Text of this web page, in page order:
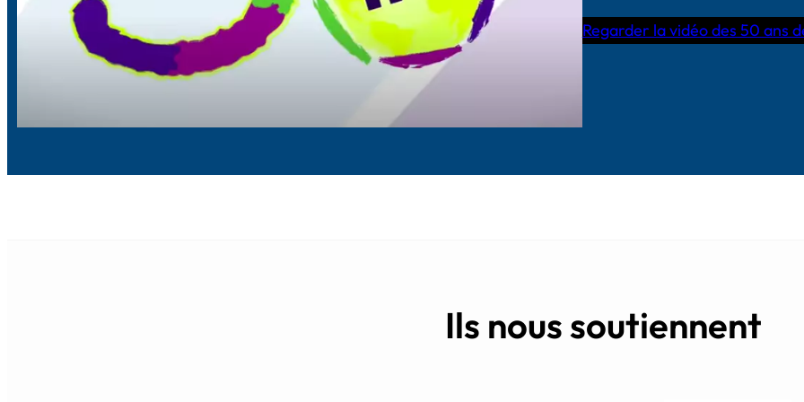
Regarder la vidéo des 50 ans
Ils nous soutiennent